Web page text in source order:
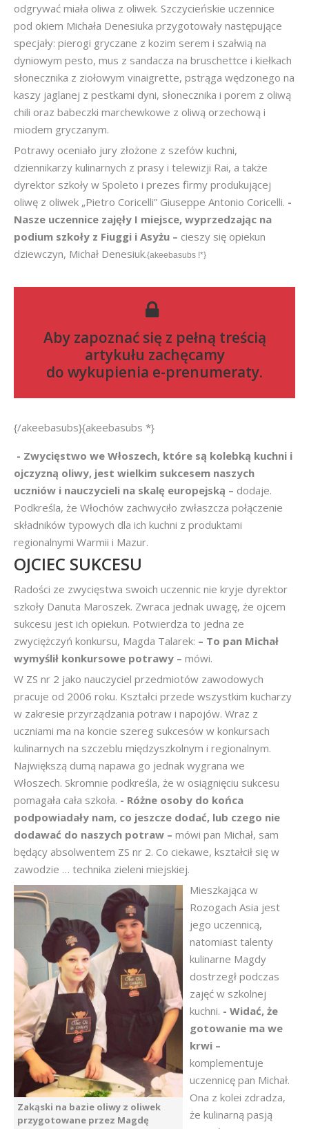
odgrywać miała oliwa z oliwek. Szczycieńskie uczennice
pod okiem Michała Denesiuka przygotowały następujące
specjały: pierogi gryczane z kozim serem i szałwią na
dyniowym pesto, mus z sandacza na bruschettce i kiełkach
słonecznika z ziołowym vinaigrette, pstrąga wędzonego na
kaszy jaglanej z pestkami dyni, słonecznika i porem z oliwą
chili oraz babeczki marchewkowe z oliwą orzechową i
miodem gryczanym.
Potrawy oceniało jury złożone z szefów kuchni,
dziennikarzy kulinarnych z prasy i telewizji Rai, a także
dyrektor szkoły w Spoleto i prezes firmy produkującej
oliwę z oliwek „Pietro Coricelli” Giuseppe Antonio Coricelli. -
Nasze uczennice zajęły I miejsce, wyprzedzając na
podium szkoły z Fiuggi i Asyżu – cieszy się opiekun
dziewczyn, Michał Denesiuk.{akeebasubs !*}
Aby zapoznać się z pełną treścią
artykułu zachęcamy
do wykupienia e-prenumeraty.
{/akeebasubs}{akeebasubs *}
- Zwycięstwo we Włoszech, które są kolebką kuchni i
ojczyzną oliwy, jest wielkim sukcesem naszych
uczniów i nauczycieli na skalę europejską – dodaje.
Podkreśla, że Włochów zachwyciło zwłaszcza połączenie
składników typowych dla ich kuchni z produktami
regionalnymi Warmii i Mazur.
OJCIEC SUKCESU
Radości ze zwycięstwa swoich uczennic nie kryje dyrektor
szkoły Danuta Maroszek. Zwraca jednak uwagę, że ojcem
sukcesu jest ich opiekun. Potwierdza to jedna ze
zwyciężczyń konkursu, Magda Talarek: – To pan Michał
wymyślił konkursowe potrawy – mówi.
W ZS nr 2 jako nauczyciel przedmiotów zawodowych
pracuje od 2006 roku. Kształci przede wszystkim kucharzy
w zakresie przyrządzania potraw i napojów. Wraz z
uczniami ma na koncie szereg sukcesów w konkursach
kulinarnych na szczeblu międzyszkolnym i regionalnym.
Największą dumą napawa go jednak wygrana we
Włoszech. Skromnie podkreśla, że w osiągnięciu sukcesu
pomagała cała szkoła. - Różne osoby do końca
podpowiadały nam, co jeszcze dodać, lub czego nie
dodawać do naszych potraw – mówi pan Michał, sam
będący absolwentem ZS nr 2. Co ciekawe, kształcił się w
zawodzie … technika zieleni miejskiej.
Zakąski na bazie oliwy z oliwek
przygotowane przez Magdę
Mieszkająca w
Rozogach Asia jest
jego uczennicą,
natomiast talenty
kulinarne Magdy
dostrzegł podczas
zajęć w szkolnej
kuchni. - Widać, że
gotowanie ma we
krwi –
komplementuje
uczennicę pan Michał.
Ona z kolei zdradza,
że kulinarną pasją